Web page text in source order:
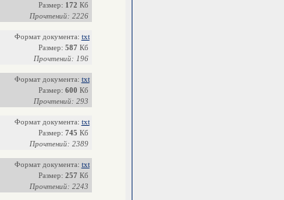
Размер: 172 Кб
Прочтений: 2226
Формат документа: txt
Размер: 587Кб
Прочтений: 196
Формат документа: txt
Размер: 600 Кб
Прочтений: 293
Формат документа: txt
Размер: 745 Кб
Прочтений: 2389
Формат документа: txt
Размер: 257 Кб
Прочтений: 2243